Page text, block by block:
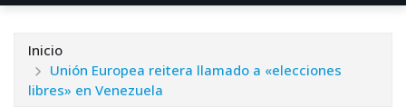
Inicio
Unión Europea reitera llamado a «elecciones
libres» en Venezuela